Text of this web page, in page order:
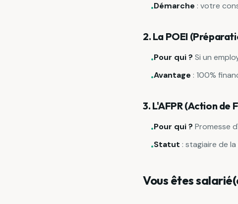
•Démarche : votre
2. La POEI
•Pour qui ? Si un
•Avantage : 100%
3. L'AFPR (Action
•Pour qui ? Promesse
•Statut : stagiaire de
Vous êtes